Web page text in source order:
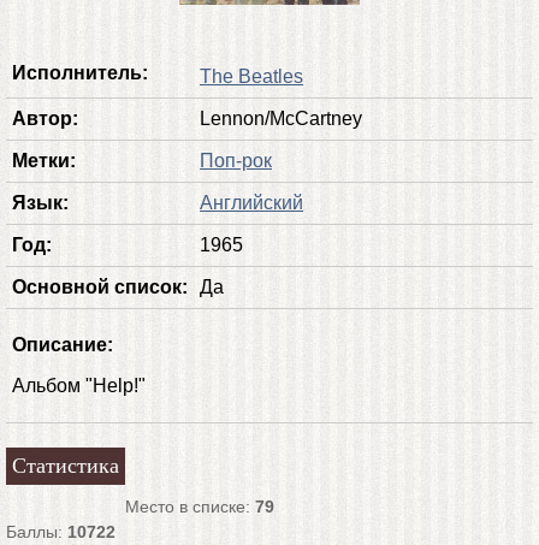
Исполнитель: The Beatles
Автор: Lennon/McCartney
Метки: Поп-рок
Язык: Английский
Год: 1965
Основной список: Да
Описание:
Альбом "Help!"
Статистика
Место в списке: 79
Баллы: 10722